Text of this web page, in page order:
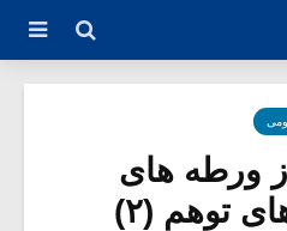
ورطه های
توهم (۲)